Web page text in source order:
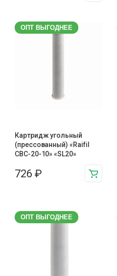
ОПТ ВЫГОДНЕЕ
Картридж угольный
(прессованный) «Raifil
CBC-20-10» «SL20»
726 ₽
ОПТ ВЫГОДНЕЕ